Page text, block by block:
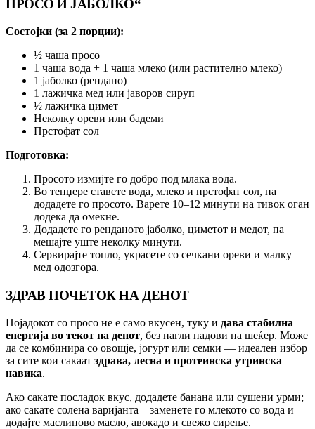
ПРОСО И ЈАБОЛКО“
Состојки (за 2 порции):
½ чаша просо
1 чаша вода + 1 чаша млеко (или растително млеко)
1 јаболко (рендано)
1 лажичка мед или јаворов сируп
½ лажичка цимет
Неколку ореви или бадеми
Прстофат сол
Подготовка:
Просото измијте го добро под млака вода.
Во тенџере ставете вода, млеко и прстофат сол, па
додадете го просото. Варете 10–12 минути на тивок оган
додека да омекне.
Додадете го ренданото јаболко, циметот и медот, па
мешајте уште неколку минути.
Сервирајте топло, украсете со сечкани ореви и малку
мед одозгора.
ЗДРАВ ПОЧЕТОК НА ДЕНОТ
Појадокот со просо не е само вкусен, туку и дава стабилна
енергија во текот на денот, без нагли падови на шеќер. Може
да се комбинира со овошје, јогурт или семки — идеален избор
за сите кои сакаат здрава, лесна и протеинска утринска
навика.
Ако сакате посладок вкус, додадете банана или сушени урми;
ако сакате солена варијанта – заменете го млекото со вода и
додајте маслиново масло, авокадо и свежо сирење.